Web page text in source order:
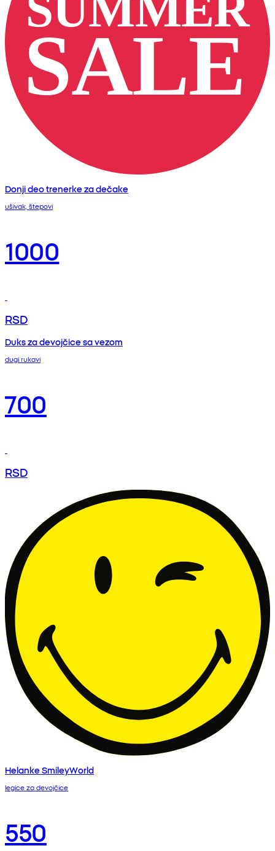
Donji deo trenerke za dečake
ušivak, štepovi
1000
RSD
Duks za devojčice sa vezom
dugi rukavi
700
RSD
Helanke SmileyWorld
legice za devojčice
550